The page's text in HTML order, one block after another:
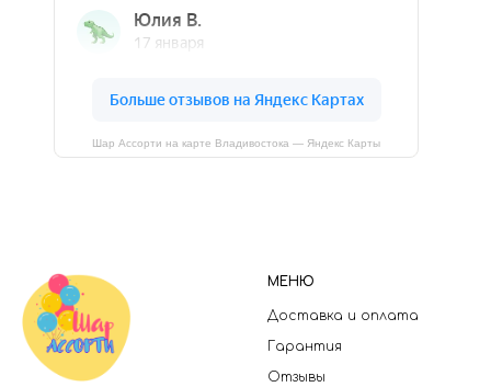
Шар Ассорти на карте Владивостока — Яндекс Карты
МЕНЮ
Доставка и оплата
Гарантия
Отзывы